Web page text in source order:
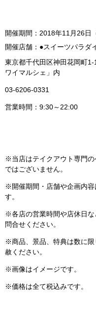
開催期間：2018年11月26日
開催店舗：●スイーツパラダ
東京都千代田区神田花岡町
ワイマルシェ」内
03-6206-0331
営業時間：9:30～22:00
※当店はテイクアウト専門
ではございません。
※開催期間・店舗や企画内容
す。
※各店の営業時間や店休日
問合せください。
※商品、景品、特典は数に
赦ください。
※画像はイメージです。
※価格は全て税込みです。